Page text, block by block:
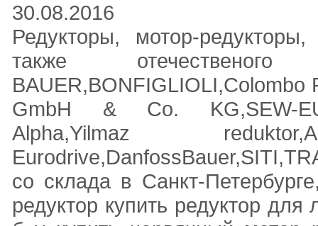
30.08.2016
Редукторы, мотор-
также отечественого
BAUER,BONFIGLIOLI,Colombo
GmbH & Co. KG,SEW-
Alpha,Yilmaz
со склада в Санкт-
редуктор купить редуктор для